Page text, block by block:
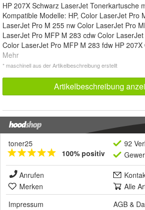
HP 207X Schwarz LaserJet Tonerkartusche
Kompatible Modelle: HP, Color LaserJet Pro
LaserJet Pro M 255 nw Color LaserJet Pro
LaserJet Pro MFP M 283 cdw Color
Color LaserJet Pro MFP M 283 fdw HP
Mehr
* maschinell aus der Artikelbeschreibung erstellt
Artikelbeschreibung
toner25
100% positiv
92
Anrufen
Merken
Alle
Impressum
AGB &